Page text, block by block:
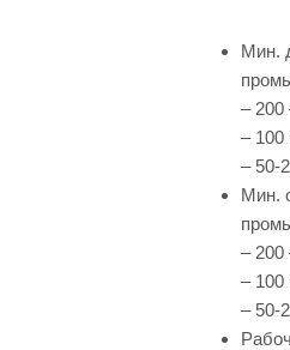
Мин.
– 200
– 100
– 50-
Мин.
– 200
– 100
– 50-